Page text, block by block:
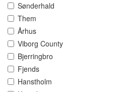
Sønderhald
Them
Århus
Viborg County
Bjerringbro
Fjends
Hanstholm